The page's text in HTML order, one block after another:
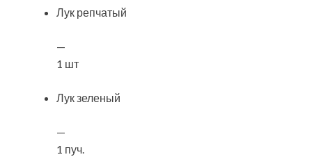
Лук репчатый
—
1 шт
Лук зеленый
—
1 пуч.